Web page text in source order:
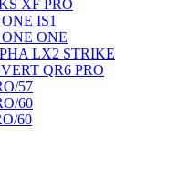
XF PRO
IS1
ONE ONE
LX2 STRIKE
QR6 PRO
57
60
60